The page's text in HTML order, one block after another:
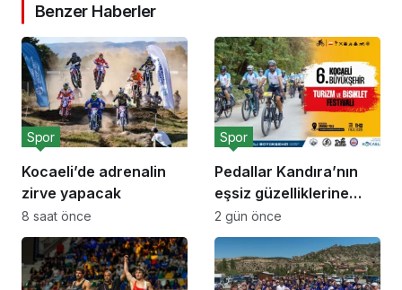
Benzer Haberler
Kocaeli’de adrenalin
zirve yapacak
Spor
8 saat önce
Pedallar Kandıra’nın
eşsiz güzelliklerine
çevrilecek
Spor
2 gün önce